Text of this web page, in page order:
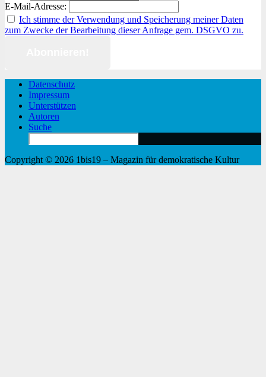
E-Mail-Adresse:
Ich stimme der Verwendung und Speicherung meiner Daten
zum Zwecke der Bearbeitung dieser Anfrage gem. DSGVO zu.
Datenschutz
Impressum
Unterstützen
Autoren
Suche
Search
for:
Copyright © 2026 1bis19 – Magazin für demokratische Kultur